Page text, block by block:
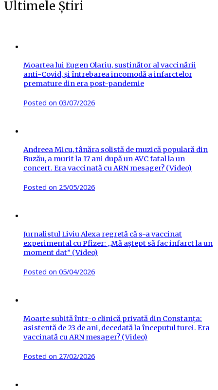
Ultimele Știri
Moartea lui Eugen Olariu, susținător al vaccinării
anti-Covid, și întrebarea incomodă a infarctelor
premature din era post-pandemie
Posted on 03/07/2026
Andreea Micu, tânăra solistă de muzică populară din
Buzău, a murit la 17 ani după un AVC fatal la un
concert. Era vaccinată cu ARN mesager? (Video)
Posted on 25/05/2026
Jurnalistul Liviu Alexa regretă că s-a vaccinat
experimental cu Pfizer: „Mă aștept să fac infarct la un
moment dat” (Video)
Posted on 05/04/2026
Moarte subită într-o clinică privată din Constanța:
asistentă de 23 de ani, decedată la începutul turei. Era
vaccinată cu ARN mesager? (Video)
Posted on 27/02/2026